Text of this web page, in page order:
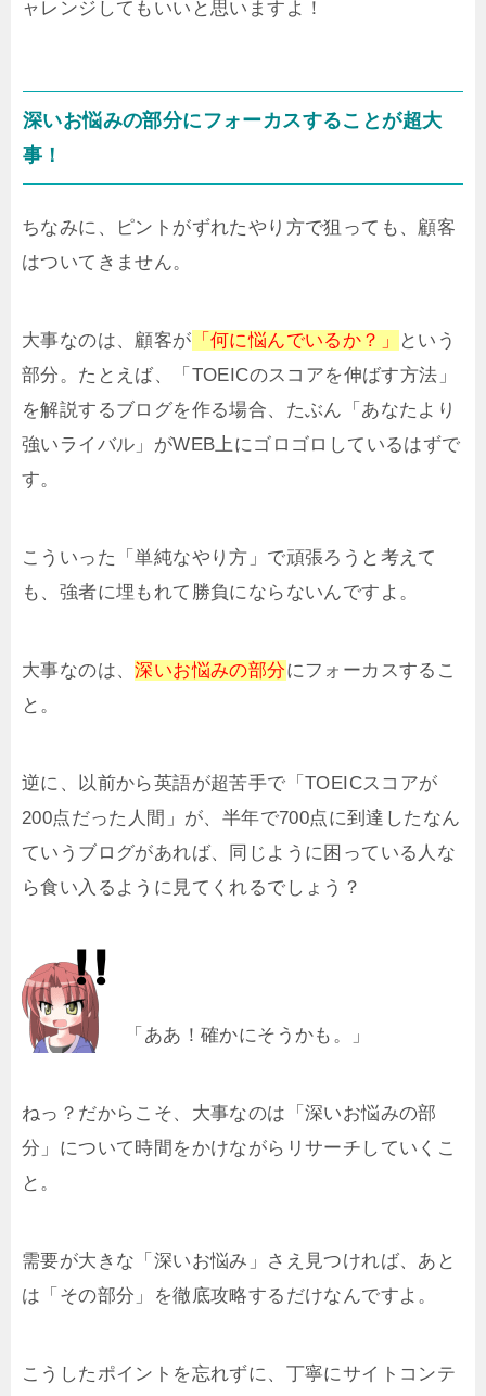
ャレンジしてもいいと思いますよ！
深いお悩みの部分にフォーカスすることが超大
事！
ちなみに、ピントがずれたやり方で狙っても、顧客
はついてきません。
大事なのは、顧客が 「何に悩んでいるか？」
という
部分。たとえば、「TOEICのスコアを伸ばす方法」
を解説するブログを作る場合、たぶん「あなたより
強いライバル」がWEB上にゴロゴロしているはずで
す。
こういった「単純なやり方」で頑張ろうと考えて
も、強者に埋もれて勝負にならないんですよ。
大事なのは、深いお悩みの部分にフォーカスするこ
と。
逆に、以前から英語が超苦手で「TOEICスコアが
200点だった人間」が、半年で700点に到達したなん
ていうブログがあれば、同じように困っている人な
ら食い入るように見てくれるでしょう？
「ああ！確かにそうかも。」
ねっ？だからこそ、大事なのは「深いお悩みの部
分」について時間をかけながらリサーチしていくこ
と。
需要が大きな「深いお悩み」さえ見つければ、あと
は「その部分」を徹底攻略するだけなんですよ。
こうしたポイントを忘れずに、丁寧にサイトコンテ